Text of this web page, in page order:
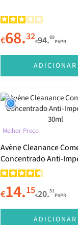
€68.32€94.89
PVPR
ADICIONAR
Melhor Preço
Avène Cleanance
Concentrado Anti-
30ml
€14.15€20.51
PVPR
ADICIONAR